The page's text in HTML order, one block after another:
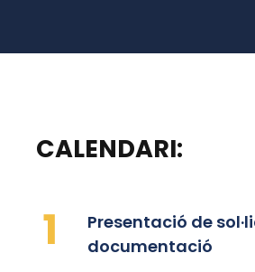
CALENDARI:
1
Presentació de
documentació